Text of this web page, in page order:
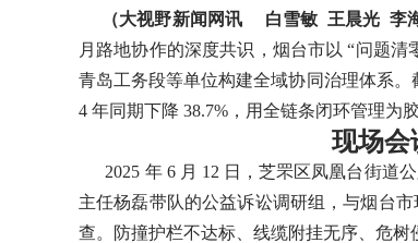
（大视野新闻网讯 白雪敏 王晨光 李
月路地协作的深度共识，烟台市以 “问题
青岛工务段等单位构建全域协同治理体系
4 年同期下降 38.7%，用全链条闭环管理为
现场会
2025 年 6 月 12 日，芝罘区凤凰台街道
主任杨磊带队的公益诉讼调研组，与烟台
查。防撞护栏不达标、线缆附挂无序、危树